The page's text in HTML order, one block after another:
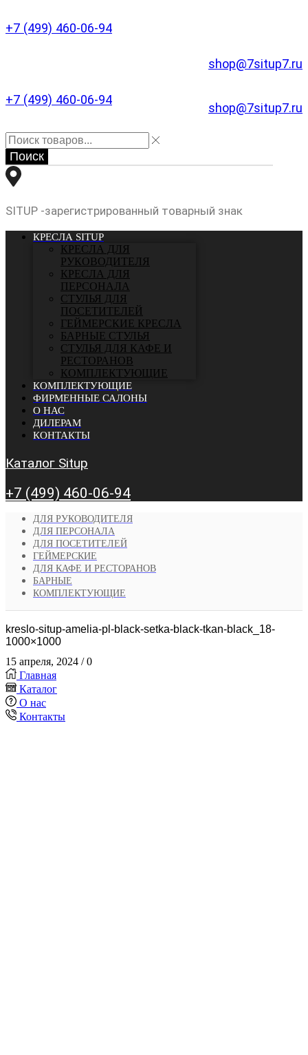
+7 (499) 460-06-94
shop@7situp7.ru
+7 (499) 460-06-94
shop@7situp7.ru
Поиск
SITUP -зарегистрированный товарный знак
КРЕСЛА SITUP
КРЕСЛА ДЛЯ
РУКОВОДИТЕЛЯ
КРЕСЛА ДЛЯ
ПЕРСОНАЛА
СТУЛЬЯ ДЛЯ
ПОСЕТИТЕЛЕЙ
ГЕЙМЕРСКИЕ КРЕСЛА
БАРНЫЕ СТУЛЬЯ
CТУЛЬЯ ДЛЯ КАФЕ И
РЕСТОРАНОВ
КОМПЛЕКТУЮЩИЕ
КОМПЛЕКТУЮЩИЕ
ФИРМЕННЫЕ САЛОНЫ
О НАС
ДИЛЕРАМ
КОНТАКТЫ
Каталог Situp
+7 (499) 460-06-94
ДЛЯ РУКОВОДИТЕЛЯ
ДЛЯ ПЕРСОНАЛА
ДЛЯ ПОСЕТИТЕЛЕЙ
ГЕЙМЕРСКИЕ
ДЛЯ КАФЕ И РЕСТОРАНОВ
БАРНЫЕ
КОМПЛЕКТУЮЩИЕ
kreslo-situp-amelia-pl-black-setka-black-tkan-black_18-
1000×1000
15 апреля, 2024 / 0
Главная
Каталог
О нас
Контакты